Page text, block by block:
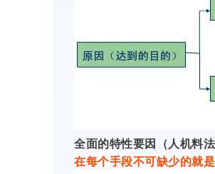
全面的特性要因（人机料
在每个手段不可缺少的就